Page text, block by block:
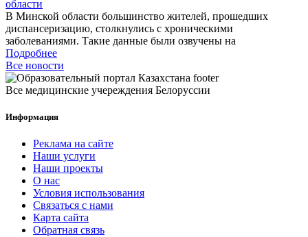
области
В Минской области большинство жителей, прошедших
диспансеризацию, столкнулись с хроническими
заболеваниями. Такие данные были озвучены на
Подробнее
Все новости
Все медицинские учереждения Белоруссии
Информация
Реклама на сайте
Наши услуги
Наши проекты
О нас
Условия использования
Связаться с нами
Карта сайта
Обратная связь